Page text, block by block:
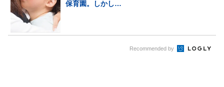
保育園。しかし…
Recommended by